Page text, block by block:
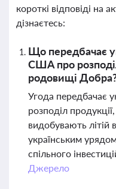
короткі відповіді на
дізнаєтесь:
Що передбачає
США про
родовищі
Угода передбачає
розподіл
видобувають літій
українським
спільного
Джерело